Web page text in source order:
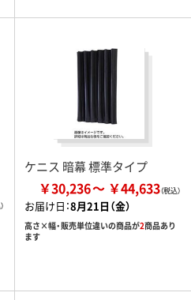
ケニス 暗幕 標準タイプ
￥30,236 ￥44,633
お届け日：8月21日（金）
高さ×幅・販売単位違いの商品が2商品あり
ます